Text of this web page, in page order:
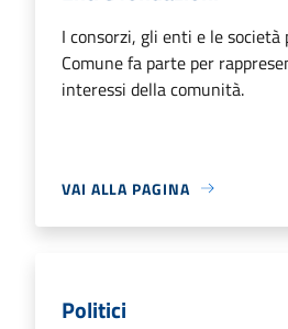
I consorzi, gli enti e le
Comune fa parte per
interessi della comunità.
VAI ALLA PAGINA
Politici